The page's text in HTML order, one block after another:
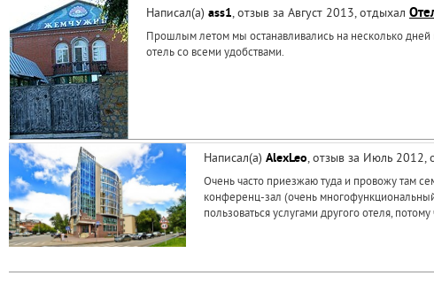
Написал(а) ass1, отзыв за Август 2013, отдыхал
Прошлым летом мы останавливались на несколько
отель со всеми удобствами.
Написал(а) AlexLeo, отзыв за Июль 2012,
Очень часто приезжаю туда и провожу там
конференц-зал (очень
пользоваться услугами другого отеля,